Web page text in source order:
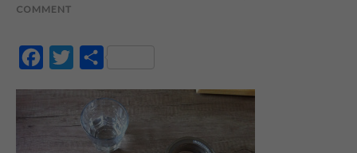
COMMENT
FacebookTwitter